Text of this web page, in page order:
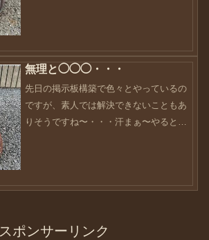
無理と◯◯◯・・・
先日の掲示板構築で色々とやっているの
ですが、素人では解決できないこともあ
りそうですね〜・・・汗まぁ〜やると決
しれませんね・・・靴ネタ...
スポンサーリンク